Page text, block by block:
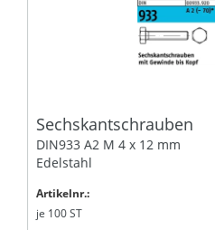
Sechskantschrauben
DIN933 A2 M 4 x 12 mm
Edelstahl
Artikelnr.:
je 100ST